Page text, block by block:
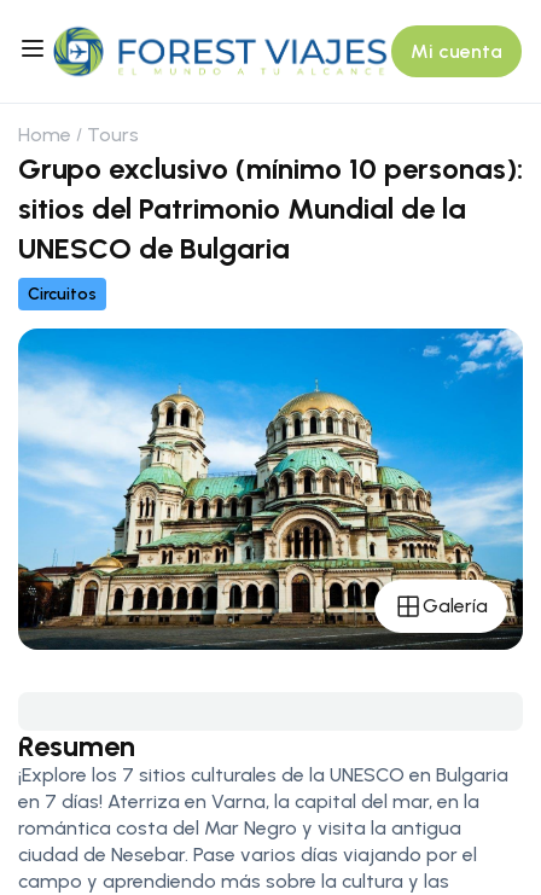
Mi cuenta
Home Tours
Grupo exclusivo (mínimo 10 personas):
sitios del Patrimonio Mundial de la
UNESCO de Bulgaria
Circuitos
Galería
Resumen
¡Explore los 7 sitios culturales de la UNESCO en Bulgaria
en 7 días! Aterriza en Varna, la capital del mar, en la
romántica costa del Mar Negro y visita la antigua
ciudad de Nesebar. Pase varios días viajando por el
campo y aprendiendo más sobre la cultura y las